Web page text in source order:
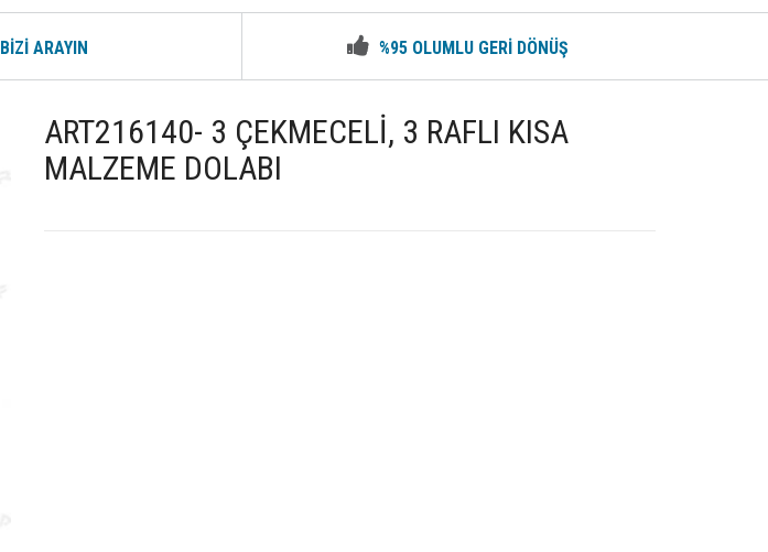
BİZİ ARAYIN %95 OLUMLU GERİ DÖNÜŞ
ART216140- 3 ÇEKMECELİ, 3 RAFLI KISA
MALZEME DOLABI